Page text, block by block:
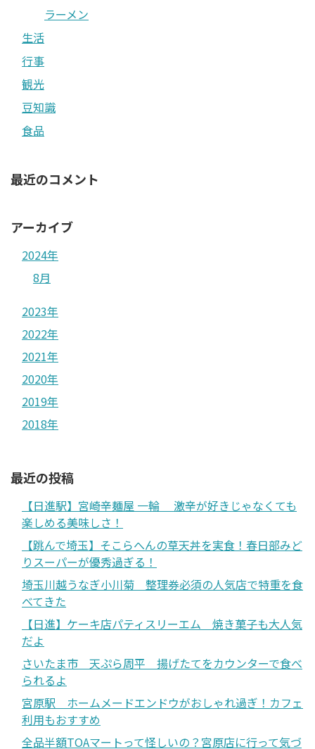
ラーメン
生活
行事
観光
豆知識
食品
最近のコメント
アーカイブ
2024年
8月
2023年
2022年
2021年
2020年
2019年
2018年
最近の投稿
【日進駅】宮崎辛麺屋 一輪 激辛が好きじゃなくても
楽しめる美味しさ！
【跳んで埼玉】そこらへんの草天丼を実食！春日部みど
りスーパーが優秀過ぎる！
埼玉川越うなぎ小川菊 整理券必須の人気店で特重を食
べてきた
【日進】ケーキ店パティスリーエム 焼き菓子も大人気
だよ
さいたま市 天ぷら周平 揚げたてをカウンターで食べ
られるよ
宮原駅 ホームメードエンドウがおしゃれ過ぎ！カフェ
利用もおすすめ
全品半額TOAマートって怪しいの？宮原店に行って気づ